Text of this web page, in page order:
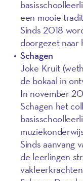
een mooie
Sinds 2018
doorgezet naar
Schagen
Joke Kruit
de bokaal in
In november
Schagen het
Sinds aanvang
de leerlingen